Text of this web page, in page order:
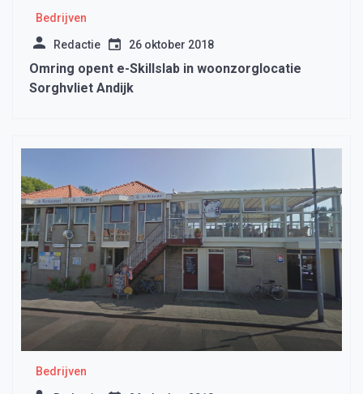
Bedrijven
Redactie 26 oktober 2018
Omring opent e-Skillslab in woonzorglocatie
Sorghvliet Andijk
Bedrijven